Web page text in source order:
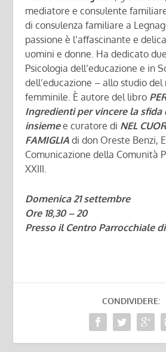
mediatore e consulente
di consulenza familiare a
passione è l’affascinante e
uomini e donne. Ha dedicato
Psicologia dell’educazione e in
dell’educazione – allo studio
femminile. È autore del libro
Ingredienti per vincere la sfida
insiemee curatore di NEL
FAMIGLIA di don Oreste Benzi,
Comunicazione della Comunità
XXIII.
Domenica 21 settembre
Ore 18,30 – 20
Presso il Centro Parrocchiale
CONDIVIDERE: